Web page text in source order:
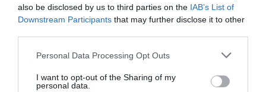
also be disclosed by us to third parties on the IAB’s List of
Downstream Participants that may further disclose it to other
Please note that this website/app uses one or more Google
not limited to your visit or usage behaviour. You may click to
grant or deny consent to Google and its third-party tags to
Personal Data Processing Opt Outs
I want to opt-out of the Sharing of my
personal data.
20.07.2026 12:34
Ευτυχισμένη με τις δίδυμες κόρες της η
Άννα Πρέλεβιτς: «Για πόσο ακόμη θα